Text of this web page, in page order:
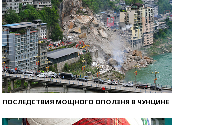
ПОСЛЕДСТВИЯ МОЩНОГО ОПОЛЗНЯ В ЧУНЦИНЕ